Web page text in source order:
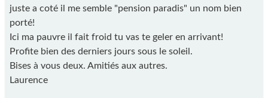
juste a coté il me semble "pension paradis" un nom bien
porté!
Ici ma pauvre il fait froid tu vas te geler en arrivant!
Profite bien des derniers jours sous le soleil.
Bises à vous deux. Amitiés aux autres.
Laurence